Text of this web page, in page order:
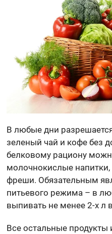
В любые дни
зеленый чай и кофе без
белковому рациону
молочнокислые
фреши. Обязательным
питьевого режима – в
выпивать не менее 2-х л
Все остальные продукты